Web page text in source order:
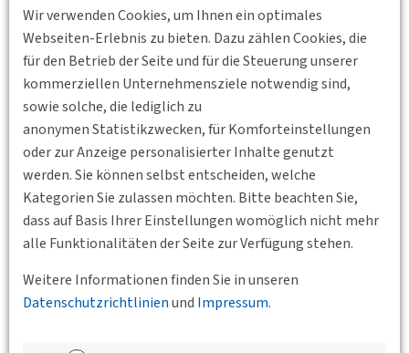
Wir verwenden Cookies, um Ihnen ein optimales
Webseiten-Erlebnis zu bieten. Dazu zählen Cookies, die
für den Betrieb der Seite und für die Steuerung unserer
kommerziellen Unternehmensziele notwendig sind,
sowie solche, die lediglich zu
anonymen Statistikzwecken, für Komforteinstellungen
oder zur Anzeige personalisierter Inhalte genutzt
werden. Sie können selbst entscheiden, welche
Kategorien Sie zulassen möchten. Bitte beachten Sie,
dass auf Basis Ihrer Einstellungen womöglich nicht mehr
alle Funktionalitäten der Seite zur Verfügung stehen.
Weitere Informationen finden Sie in unseren
Datenschutzrichtlinienund Impressum.
27.07.2009 16:00 - 19:00
Seifert Logistik, Fritz-Müller-Str. 11, 73730
Esslingen
Lean Logistics in der Automobil-Produktion
Vortrag mit Betriebsbesichtigung
Referent: Harald Seifert, Geschäftsführer der Seifert
Weiterlesen